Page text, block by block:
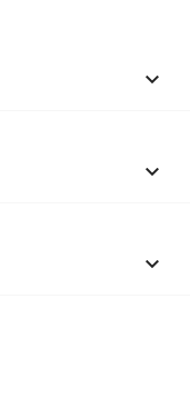


